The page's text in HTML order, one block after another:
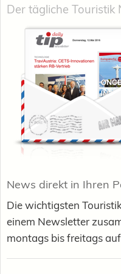
Der tägliche Touristik
News direkt in Ihren
Die wichtigsten
einem Newsletter
montags bis freitags